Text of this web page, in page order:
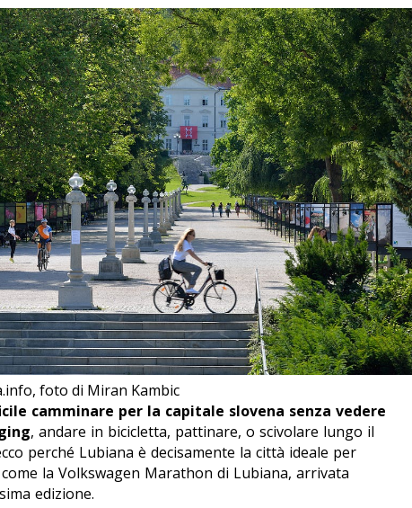
foto di Miran Kambic
camminare per la capitale slovena senza vedere
, andare in bicicletta, pattinare, o scivolare lungo il
perché Lubiana è decisamente la città ideale per
la Volkswagen Marathon di Lubiana, arrivata
edizione.